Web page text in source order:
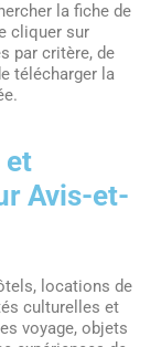
la fiche de
cliquer sur
par critère, de
télécharger la
et
Avis-et-
locations de
culturelles et
voyage, objets